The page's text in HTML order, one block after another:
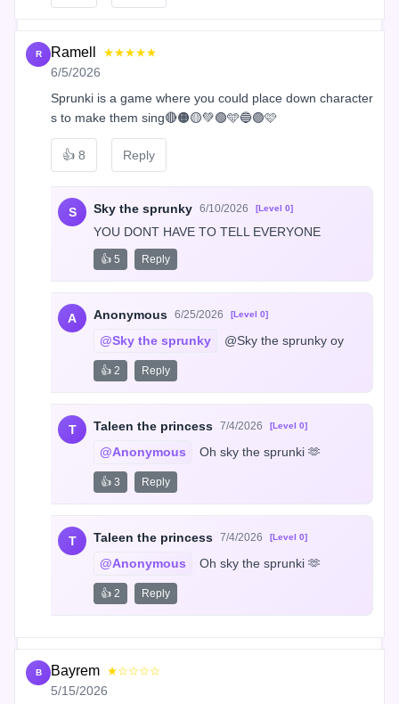
R Ramell ★★★★★
6/5/2026
Sprunki is a game where you could place down character
s to make them sing🔴🟠🟡💚🟢🩵🔵🟣🩷
👍 8 Reply
S Sky the sprunky 6/10/2026 [Level 0]
YOU DONT HAVE TO TELL EVERYONE
👍 5 Reply
A Anonymous 6/25/2026 [Level 0]
@Sky the sprunky @Sky the sprunky oy
👍 2 Reply
T Taleen the princess 7/4/2026 [Level 0]
@Anonymous Oh sky the sprunki 🫶
👍 3 Reply
T Taleen the princess 7/4/2026 [Level 0]
@Anonymous Oh sky the sprunki 🫶
👍 2 Reply
B Bayrem ★☆☆☆☆
5/15/2026